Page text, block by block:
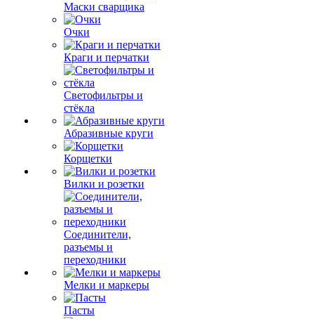
Маски сварщика
Очки
Краги и перчатки
Светофильтры и
стёкла
Абразивные круги
Корщетки
Вилки и розетки
Соединители,
разъемы и
переходники
Мелки и маркеры
Пасты